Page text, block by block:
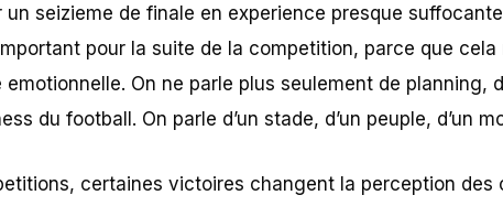
seizieme de finale en experience presque
important pour la suite de la competition, parce que cela
On ne parle plus seulement de planning,
du football. On parle d’un stade, d’un peuple, d’un
certaines victoires changent la perception des